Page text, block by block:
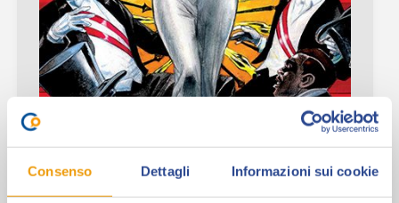
Consenso Dettagli Informazioni sui cookie
Le dive del cinema